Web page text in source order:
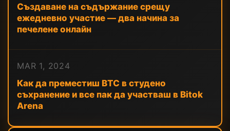
Създаване на съдържание срещу
ежедневно участие — два начина за
печелене онлайн
MAR 1, 2024
Как да преместиш BTC в студено
съхранение и все пак да участваш в Bitok
Arena